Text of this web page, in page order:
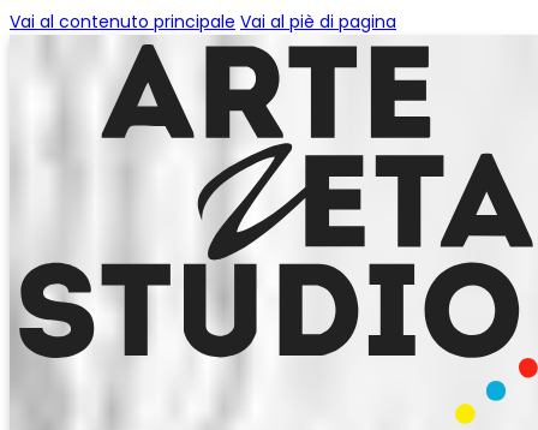
Vai al contenuto principale Vai al piè di pagina